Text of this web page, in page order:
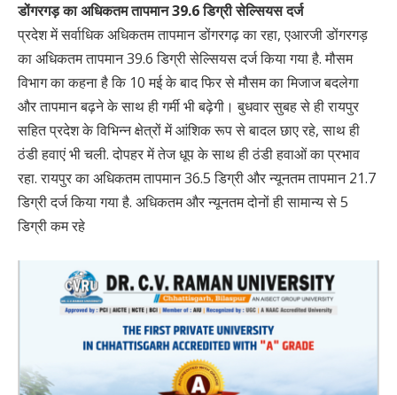
डोंगरगड़ का अधिकतम तापमान 39.6 डिग्री सेल्सियस दर्ज
प्रदेश में सर्वाधिक अधिकतम तापमान डोंगरगढ़ का रहा, एआरजी डोंगरगड़
का अधिकतम तापमान 39.6 डिग्री सेल्सियस दर्ज किया गया है. मौसम
विभाग का कहना है कि 10 मई के बाद फिर से मौसम का मिजाज बदलेगा
और तापमान बढ़ने के साथ ही गर्मी भी बढ़ेगी। बुधवार सुबह से ही रायपुर
सहित प्रदेश के विभिन्न क्षेत्रों में आंशिक रूप से बादल छाए रहे, साथ ही
ठंडी हवाएं भी चली. दोपहर में तेज धूप के साथ ही ठंडी हवाओं का प्रभाव
रहा. रायपुर का अधिकतम तापमान 36.5 डिग्री और न्यूनतम तापमान 21.7
डिग्री दर्ज किया गया है. अधिकतम और न्यूनतम दोनों ही सामान्य से 5
डिग्री कम रहे